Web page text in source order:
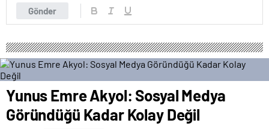
Gönder
Yunus Emre Akyol: Sosyal Medya
Göründüğü Kadar Kolay Değil